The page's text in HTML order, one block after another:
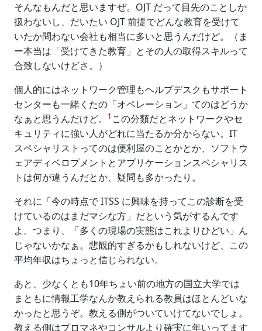
そんなもんだと思いますぜ。OJT だって目先のことしか
扱わないし、だいたい OJT 前提でどんな教育を受けて
いたか問わない会社も相当に多いと思うんだけど。（ま
ー本当は「受けてきた教育」とその人の取得スキルって
合致しないけどさ。）
個人的にはネットワーク管理もヘルプデスクもサポート
センターも一緒くたの「オペレーション」てのはどうか
なぁと思うんだけど。
1 この分類だとネットワークやセ
キュリティに強い人がどれに当たるか分からない。IT
スペシャリストってのは便利屋のことかとか、ソフトウ
ェアディベロプメントとアプリケーションスペシャリス
トは何が違うんだとか、疑問も多かったり。
それに「今の時点で ITSS に興味を持ってこの診断を受
けているのはまだマシな方」だという気がするんです
よ。つまり、「多くの現場の実態はこれよりひどい」ん
じゃないかなぁ。悲観的すぎるかもしれないけど、この
平均年収はちょっと信じられない。
あと、少なくとも10年ちょい前の地方の国立大学では
まともに情報工学なんか教えられる教員はほとんどいな
かったと思うぞ。教える側がついていけてないでしょ。
教える側はプロマネやコンサルより確実に年いってます